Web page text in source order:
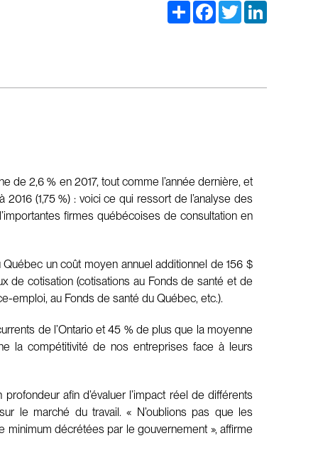
Share Facebook
Twitter
2,6 % en 2017, tout comme l’année dernière, et
(1,75 %) : voici ce qui ressort de l’analyse des
firmes québécoises de consultation en
un coût moyen annuel additionnel de 156 $
de cotisation (cotisations au Fonds de santé et de
emploi, au Fonds de santé du Québec, etc.).
de l’Ontario et 45 % de plus que la moyenne
la compétitivité de nos entreprises face à leurs
afin d’évaluer l’impact réel de différents
le marché du travail. « N’oublions pas que les
décrétées par le gouvernement », affirme